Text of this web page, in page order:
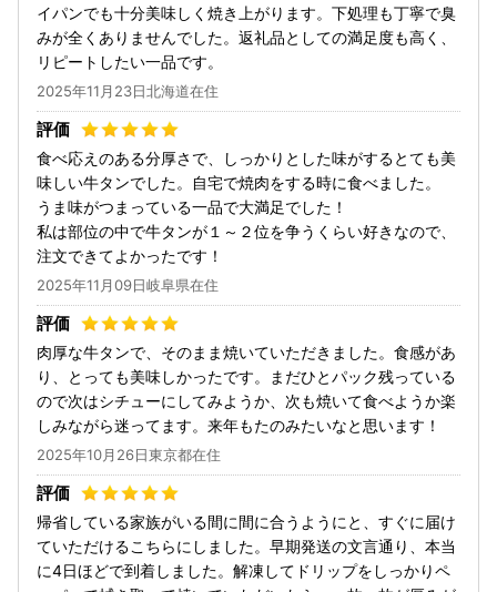
イパンでも十分美味しく焼き上がります。下処理も丁寧で臭
みが全くありませんでした。返礼品としての満足度も高く、
リピートしたい一品です。
2025年11月23日北海道在住
食べ応えのある分厚さで、しっかりとした味がするとても美
味しい牛タンでした。自宅で焼肉をする時に食べました。
うま味がつまっている一品で大満足でした！
私は部位の中で牛タンが１～２位を争うくらい好きなので、
注文できてよかったです！
2025年11月09日岐阜県在住
肉厚な牛タンで、そのまま焼いていただきました。食感があ
り、とっても美味しかったです。まだひとパック残っている
ので次はシチューにしてみようか、次も焼いて食べようか楽
しみながら迷ってます。来年もたのみたいなと思います！
2025年10月26日東京都在住
帰省している家族がいる間に間に合うようにと、すぐに届け
ていただけるこちらにしました。早期発送の文言通り、本当
に4日ほどで到着しました。解凍してドリップをしっかりペ